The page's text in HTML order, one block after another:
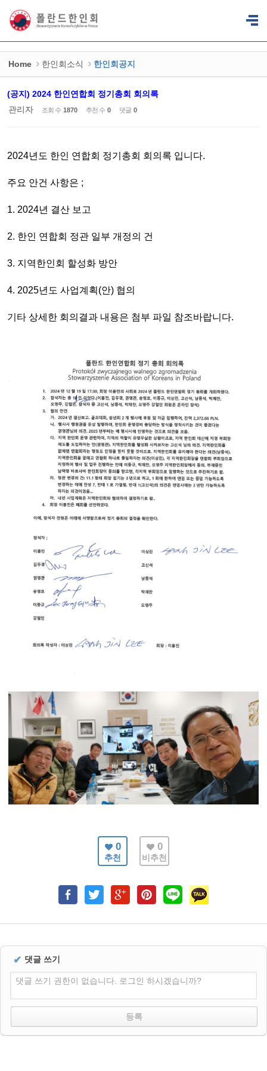
Home 한인회소식 한인회공지
(공지) 2024 한인연합회 정기총회 회의록
관리자
조회 수 1870 추천 수 0 댓글 0
2024년도 한인 연합회 정기총회 회의록 입니다.
주요 안건 사항은 ;
1. 2024년 결산 보고
2. 한인 연합회 정관 일부 개정의 건
3. 지역한인회 할성화 방안
4. 2025년도 사업계획(안) 협의
기타 상세한 회의결과 내용은 첨부 파일 참조바랍니다.
0
추천
0
비추천
✔ 댓글 쓰기
댓글 쓰기 권한이 없습니다. 로그인 하시겠습니까?